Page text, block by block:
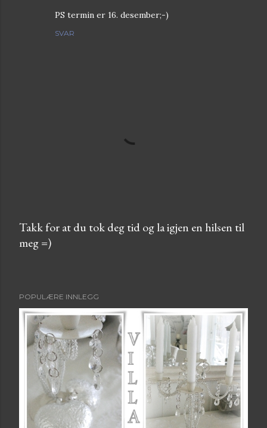
PS termin er 16. desember;-)
SVAR
L
i
n
Takk for at du tok deg tid og la igjen en hilsen til
meg =)
POPULÆRE INNLEGG